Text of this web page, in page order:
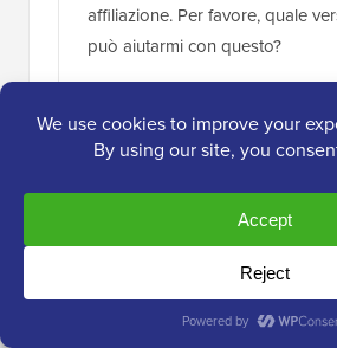
affiliazione. Per favore, quale
può aiutarmi con questo?
Supporto WPBeginner
4 feb 2019 alle 16:19
Dovrebbe essere collegato a